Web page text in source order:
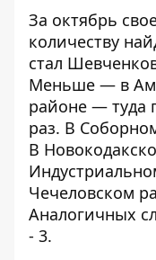
За октябрь
количеству
стал
Меньше — в
районе — туда
раз. В
В
Чечеловском
Аналогичных
- 3.